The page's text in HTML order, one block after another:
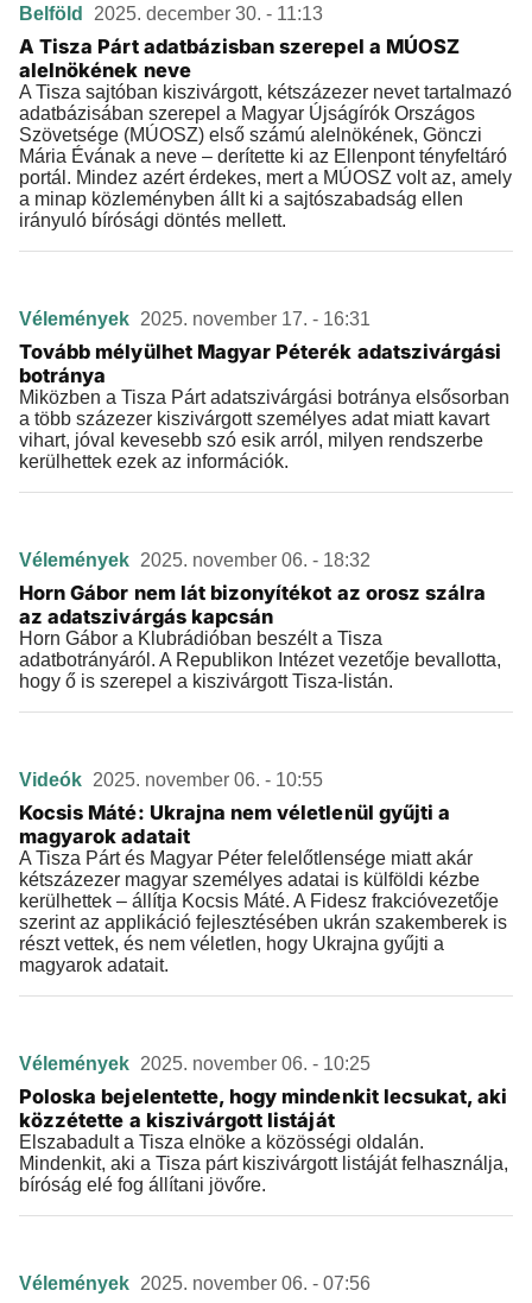
Belföld 2025. december 30. - 11:13
A Tisza Párt adatbázisban szerepel a MÚOSZ
alelnökének neve
A Tisza sajtóban kiszivárgott, kétszázezer nevet tartalmazó
adatbázisában szerepel a Magyar Újságírók Országos
Szövetsége (MÚOSZ) első számú alelnökének, Gönczi
Mária Évának a neve – derítette ki az Ellenpont tényfeltáró
portál. Mindez azért érdekes, mert a MÚOSZ volt az, amely
a minap közleményben állt ki a sajtószabadság ellen
irányuló bírósági döntés mellett.
Vélemények 2025. november 17. - 16:31
Tovább mélyülhet Magyar Péterék adatszivárgási
botránya
Miközben a Tisza Párt adatszivárgási botránya elsősorban
a több százezer kiszivárgott személyes adat miatt kavart
vihart, jóval kevesebb szó esik arról, milyen rendszerbe
kerülhettek ezek az információk.
Vélemények 2025. november 06. - 18:32
Horn Gábor nem lát bizonyítékot az orosz szálra
az adatszivárgás kapcsán
Horn Gábor a Klubrádióban beszélt a Tisza
adatbotrányáról. A Republikon Intézet vezetője bevallotta,
hogy ő is szerepel a kiszivárgott Tisza-listán.
Videók 2025. november 06. - 10:55
Kocsis Máté: Ukrajna nem véletlenül gyűjti a
magyarok adatait
A Tisza Párt és Magyar Péter felelőtlensége miatt akár
kétszázezer magyar személyes adatai is külföldi kézbe
kerülhettek – állítja Kocsis Máté. A Fidesz frakcióvezetője
szerint az applikáció fejlesztésében ukrán szakemberek is
részt vettek, és nem véletlen, hogy Ukrajna gyűjti a
magyarok adatait.
Vélemények 2025. november 06. - 10:25
Poloska bejelentette, hogy mindenkit lecsukat, aki
közzétette a kiszivárgott listáját
Elszabadult a Tisza elnöke a közösségi oldalán.
Mindenkit, aki a Tisza párt kiszivárgott listáját felhasználja,
bíróság elé fog állítani jövőre.
Vélemények 2025. november 06. - 07:56